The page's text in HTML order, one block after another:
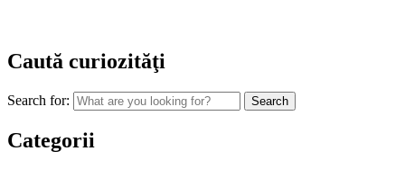
Caută curiozităţi
Search for:
Categorii